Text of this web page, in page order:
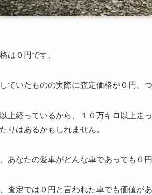
は０円です。
ていたものの実際に査定価格が０円、
上経っているから、１０万キロ以上走
りはあるかもしれません。
あなたの愛車がどんな車であっても０
査定では０円と言われた車でも価値が